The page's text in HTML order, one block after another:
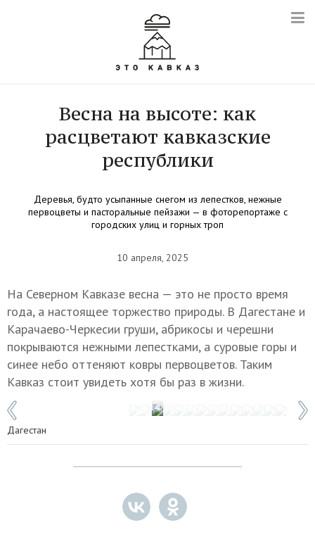
Весна на высоте: как
расцветают кавказские
республики
Деревья, будто усыпанные снегом из лепестков, нежные
первоцветы и пасторальные пейзажи — в фоторепортаже с
городских улиц и горных троп
10 апреля, 2025
На Северном Кавказе весна — это не просто время
года, а настоящее торжество природы. В Дагестане и
Карачаево-Черкесии груши, абрикосы и черешни
покрываются нежными лепестками, а суровые горы и
синее небо оттеняют ковры первоцветов. Таким
Кавказ стоит увидеть хотя бы раз в жизни.
Фото: Гебек Гебеков/ТАСС
1 / 14
Дагестан